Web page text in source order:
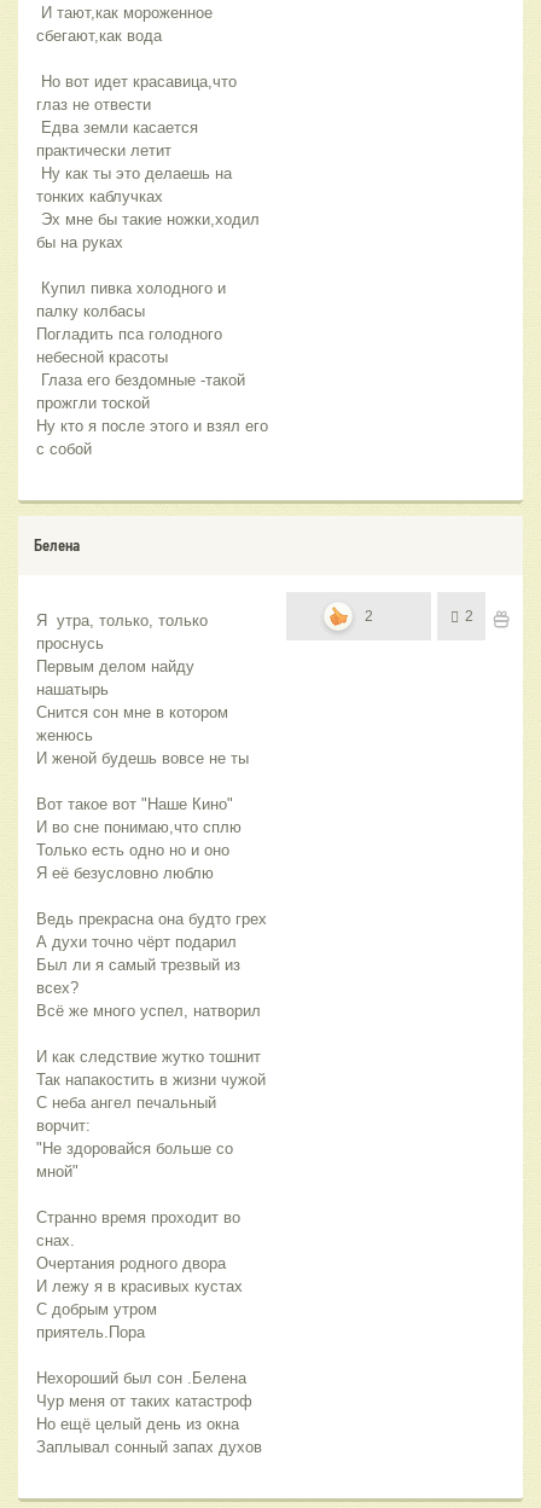
И тают,как мороженное
сбегают,как вода
Но вот идет красавица,что
глаз не отвести
Едва земли касается
практически летит
Ну как ты это делаешь на
тонких каблучках
Эх мне бы такие ножки,ходил
бы на руках
Купил пивка холодного и
палку колбасы
Погладить пса голодного
небесной красоты
Глаза его бездомные -такой
прожгли тоской
Ну кто я после этого и взял его
с собой
Белена
Я  утра, только, только
проснусь
Первым делом найду
нашатырь
Снится сон мне в котором
женюсь
И женой будешь вовсе не ты
Вот такое вот "Наше Кино"
И во сне понимаю,что сплю
Только есть одно но и оно
Я её безусловно люблю
А духи точно чёрт подарил
Был ли я самый трезвый из
всех?
Всё же много успел, натворил
И как следствие жутко тошнит
Так напакостить в жизни чужой
С неба ангел печальный
ворчит:
"Не здоровайся больше со
мной"
Странно время проходит во
снах.
Очертания родного двора
И лежу я в красивых кустах
С добрым утром
приятель.Пора
Нехороший был сон .Белена
Чур меня от таких катастроф
Но ещё целый день из окна
Заплывал сонный запах духов
2 2